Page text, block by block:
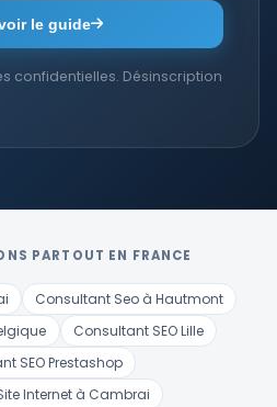
le guide
confidentielles. Désinscription
PARTOUT EN FRANCE
Consultant Seo à Hautmont
Consultant SEO Lille
SEO Prestashop
Internet à Cambrai